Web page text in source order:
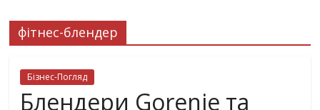
фітнес-блендер
Бізнес-Погляд
Блендери Gorenje та